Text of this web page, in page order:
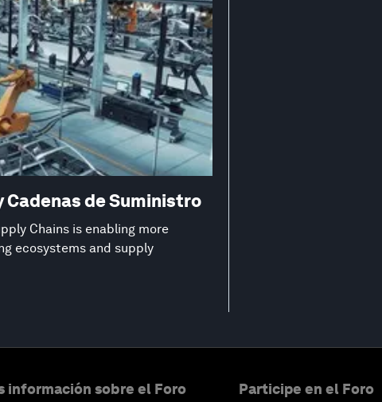
Cadenas de Suministro
Chains is enabling more
ecosystems and supply
información sobre el Foro Participe en el Foro